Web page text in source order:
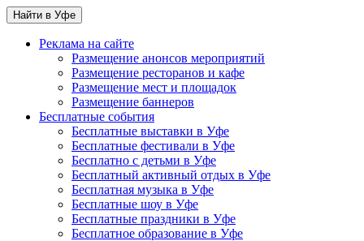
Найти в Уфе
Реклама на сайте
Размещение анонсов мероприятий
Размещение ресторанов и кафе
Размещение мест и площадок
Размещение баннеров
Бесплатные события
Бесплатные выставки в Уфе
Бесплатные фестивали в Уфе
Бесплатно с детьми в Уфе
Бесплатный активный отдых в Уфе
Бесплатная музыка в Уфе
Бесплатные шоу в Уфе
Бесплатные праздники в Уфе
Бесплатное образование в Уфе